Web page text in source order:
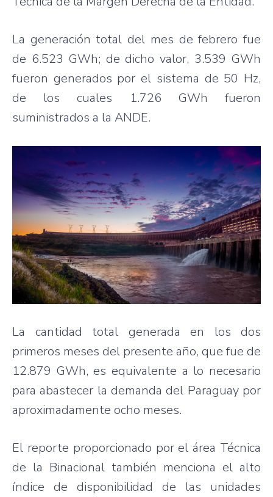
La generación total del mes de febrero fue
de 6.523 GWh; de dicho valor, 3.539 GWh
fueron generados por el sistema de 50 Hz,
de los cuales 1.726 GWh fueron
suministrados a la ANDE.
La cantidad total generada en los dos
primeros meses del presente año, que fue de
12.879 GWh, es equivalente a lo necesario
para abastecer la demanda del Paraguay por
aproximadamente ocho meses.
El reporte proporcionado por el área Técnica
de la Binacional también menciona el alto
índice de disponibilidad de las unidades